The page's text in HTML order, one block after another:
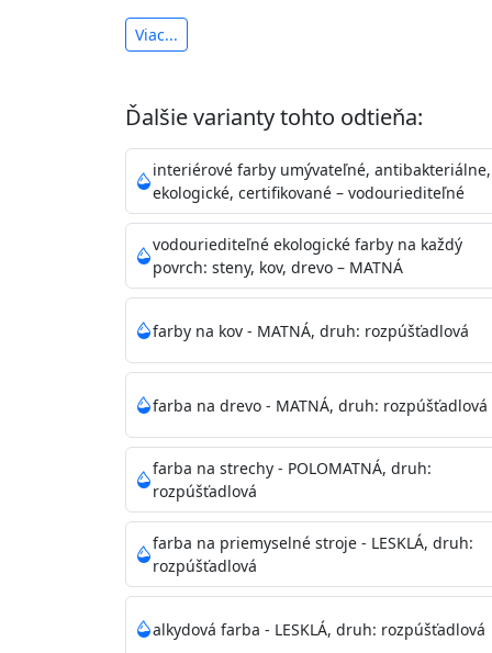
antibakteriálna a umývateľná
Je interiérová protiplesňová farba s iónmi
znižuje (o 99,9%) množstvo baktérií na
vysokými nárokmi na hygienickú
sály, potravinárske priestory, detské
vhodná aj do bežných priestorov.Je plne
zachovaní priedušnosti vodných pár z
vysokú výdatnosť a výborný rozliv. Je
Odtieň: Biela + je možné tónovať podľa RAL,
Informácie k aplikácií
Pred použitím farbu narieďte do 10%
vrstvu štetcom, valčekom alebo
4hod/23°C je možné aplikovať ďalšiu
teplotou sa doba schnutia predlžuje.
Neaplikujte pri teplote pod 5°C a nad
Viac...
Ďalšie varianty tohto odtieňa:
interiérové farby umývateľné, antibakteriálne,
ekologické, certifikované – vodouriediteľné
vodouriediteľné ekologické farby na každý
povrch: steny, kov, drevo – MATNÁ
farby na kov - MATNÁ, druh: rozpúšťadlová
farba na drevo - MATNÁ, druh: rozpúšťadlová
farba na strechy - POLOMATNÁ, druh:
rozpúšťadlová
farba na priemyselné stroje - LESKLÁ, druh:
rozpúšťadlová
alkydová farba - LESKLÁ, druh: rozpúšťadlová